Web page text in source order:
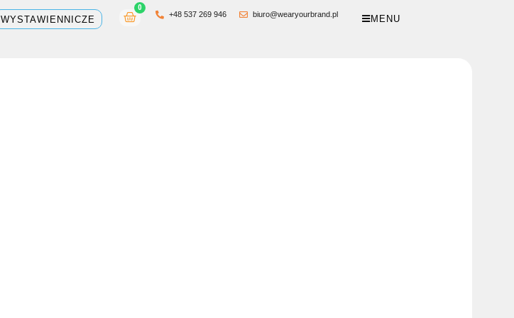
WYSTAWIENNICZE
0
Wózek+48 537 269 946 biuro@wearyourbrand.pl MENU